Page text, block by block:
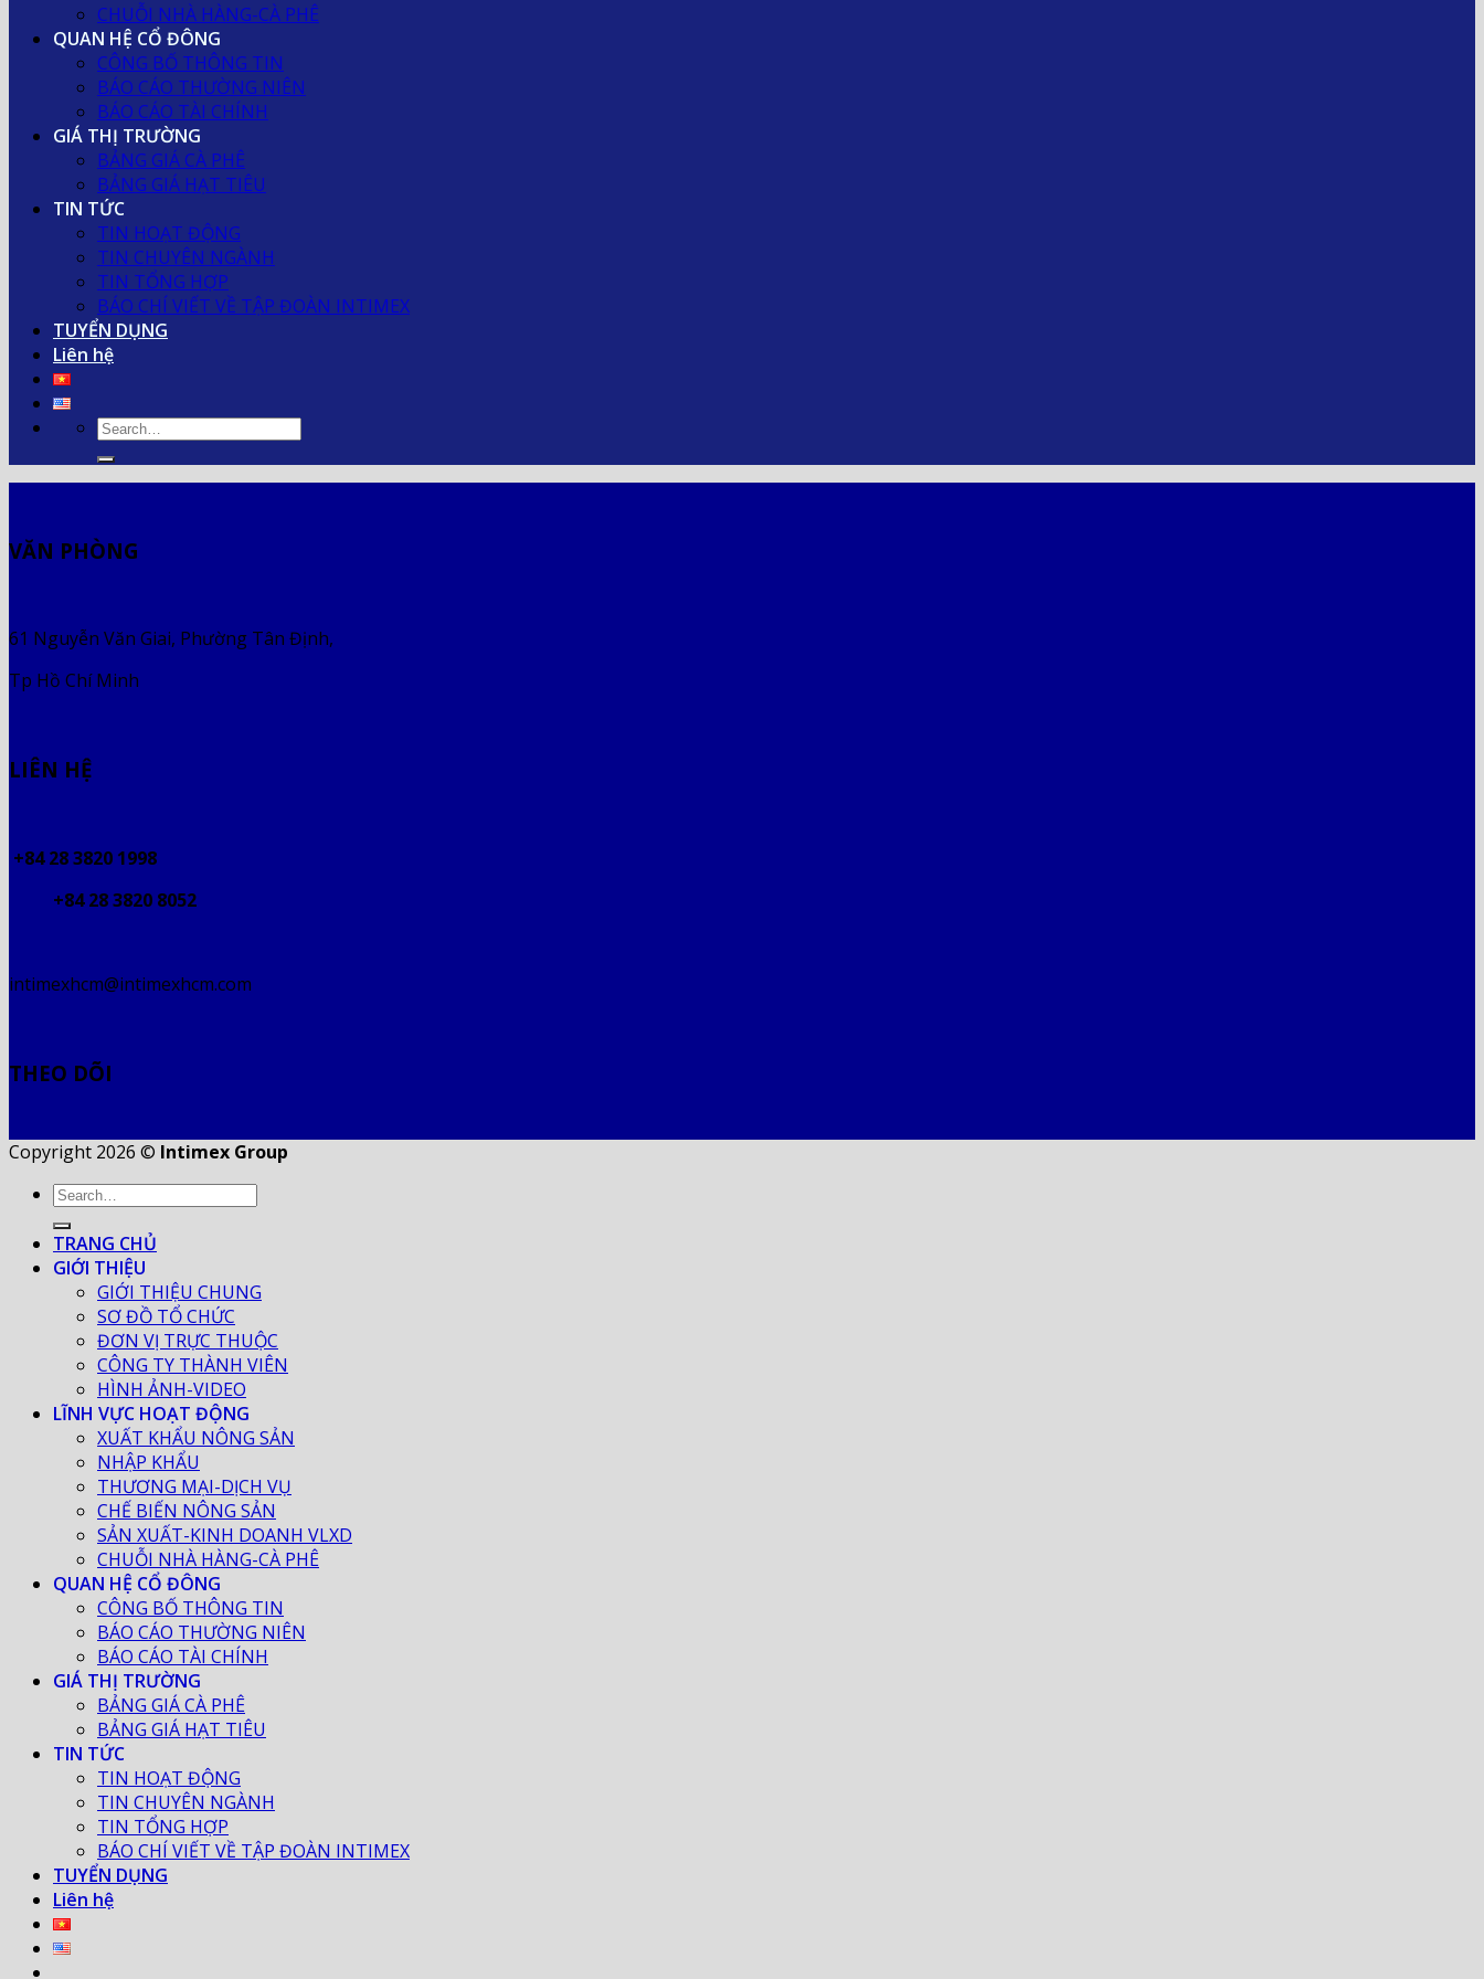
CHUỖI NHÀ HÀNG-CÀ PHÊ
QUAN HỆ CỔ ĐÔNG
CÔNG BỐ THÔNG TIN
BÁO CÁO THƯỜNG NIÊN
BÁO CÁO TÀI CHÍNH
GIÁ THỊ TRƯỜNG
BẢNG GIÁ CÀ PHÊ
BẢNG GIÁ HẠT TIÊU
TIN TỨC
TIN HOẠT ĐỘNG
TIN CHUYÊN NGÀNH
TIN TỔNG HỢP
BÁO CHÍ VIẾT VỀ TẬP ĐOÀN INTIMEX
TUYỂN DỤNG
Liên hệ
VĂN PHÒNG
61 Nguyễn Văn Giai, Phường Tân Định,
Tp Hồ Chí Minh
LIÊN HỆ
+84 28 3820 1998
+84 28 3820 8052
intimexhcm@intimexhcm.com
THEO DÕI
Copyright 2026 © Intimex Group
TRANG CHỦ
GIỚI THIỆU
GIỚI THIỆU CHUNG
SƠ ĐỒ TỔ CHỨC
ĐƠN VỊ TRỰC THUỘC
CÔNG TY THÀNH VIÊN
HÌNH ẢNH-VIDEO
LĨNH VỰC HOẠT ĐỘNG
XUẤT KHẨU NÔNG SẢN
NHẬP KHẨU
THƯƠNG MẠI-DỊCH VỤ
CHẾ BIẾN NÔNG SẢN
SẢN XUẤT-KINH DOANH VLXD
CHUỖI NHÀ HÀNG-CÀ PHÊ
QUAN HỆ CỔ ĐÔNG
CÔNG BỐ THÔNG TIN
BÁO CÁO THƯỜNG NIÊN
BÁO CÁO TÀI CHÍNH
GIÁ THỊ TRƯỜNG
BẢNG GIÁ CÀ PHÊ
BẢNG GIÁ HẠT TIÊU
TIN TỨC
TIN HOẠT ĐỘNG
TIN CHUYÊN NGÀNH
TIN TỔNG HỢP
BÁO CHÍ VIẾT VỀ TẬP ĐOÀN INTIMEX
TUYỂN DỤNG
Liên hệ